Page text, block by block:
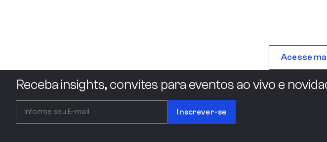
ACCOR HOTELS Argentina
Acesse
Receba insights, convites para eventos ao vivo e
Inscrever-se